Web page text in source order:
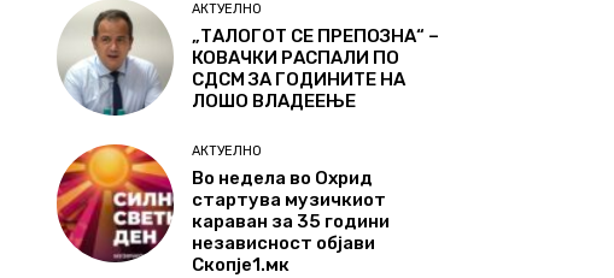
АКТУЕЛНО
„ТАЛОГОТ СЕ ПРЕПОЗНА“ –
КОВАЧКИ РАСПАЛИ ПО
СДСМ ЗА ГОДИНИТЕ НА
ЛОШО ВЛАДЕЕЊЕ
АКТУЕЛНО
Во недела во Охрид
стартува музичкиот
караван за 35 години
независност објави
Скопје1.мк